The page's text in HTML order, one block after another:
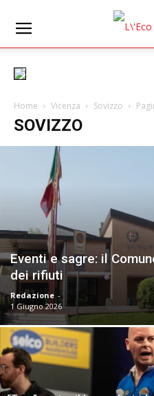
Home Vicenza Sovizzo
SOVIZZO
Eventi e sagre: il
dei rifiuti
Redazione -
1 Giugno 2026